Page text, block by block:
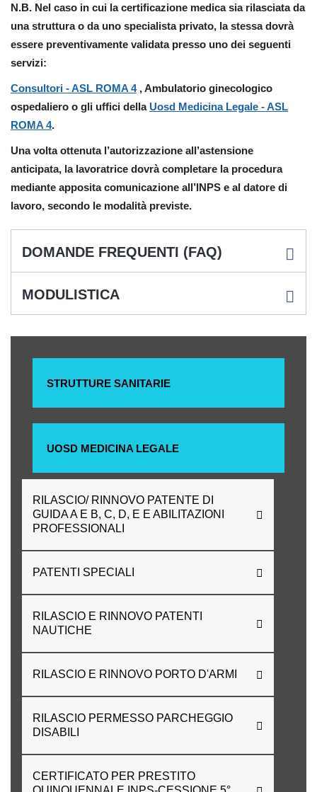
N.B. Nel caso in cui la certificazione medica sia rilasciata da
una struttura o da uno specialista privato, la stessa dovrà
essere preventivamente validata presso uno dei seguenti
servizi:
Consultori - ASL ROMA 4, Ambulatorio ginecologico
ospedaliero o gli uffici della Uosd Medicina Legale - ASL
ROMA 4.
Una volta ottenuta l’autorizzazione all’astensione
anticipata, la lavoratrice dovrà completare la procedura
mediante apposita comunicazione all’INPS e al datore di
lavoro, secondo le modalità previste.
DOMANDE FREQUENTI (FAQ)
MODULISTICA
STRUTTURE SANITARIE
UOSD MEDICINA LEGALE
RILASCIO/ RINNOVO PATENTE DI
GUIDA A E B, C, D, E E ABILITAZIONI
PROFESSIONALI
PATENTI SPECIALI
RILASCIO E RINNOVO PATENTI
NAUTICHE
RILASCIO E RINNOVO PORTO D'ARMI
RILASCIO PERMESSO PARCHEGGIO
DISABILI
CERTIFICATO PER PRESTITO